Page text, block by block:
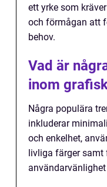
ett yrke som
och förmågan att
behov.
Vad är
inom
Några populära
inkluderar
och enkelhet,
livliga färger samt